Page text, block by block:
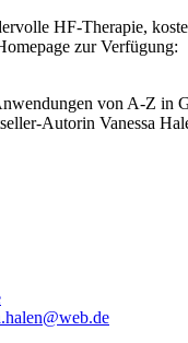
HF-Therapie,
zur Verfügung:
von A-Z in
Autorin Vanessa